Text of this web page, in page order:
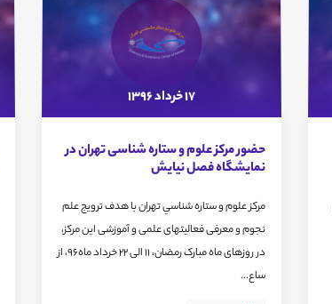
17 خرداد 1396
حضور مرکز علوم و ستاره شناسی تهران در
نمایشگاه فصل نیایش
مرکز علوم و ستاره شناسي تهران با هدف ترویج علم
نجوم و معرفی فعالیتهای علمی و آموزشی این مرکز،
در روزهای ماه مبارک رمضان، 11 الی 22 خرداد ماه96، از
ساع...